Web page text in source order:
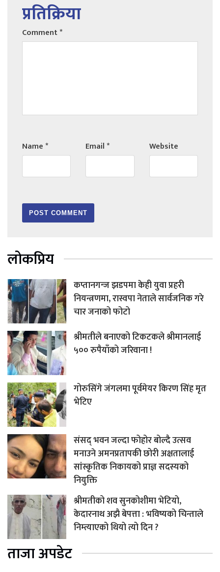
प्रतिक्रिया
Comment*
Name* Email* Website
लोकप्रिय
कप्तानगन्ज झडपमा केही युवा प्रहरी
नियन्त्रणमा, रास्वपा नेताले सार्वजनिक गरे
चार जनाको फोटो
श्रीमतीले बनाएको टिकटकले श्रीमानलाई
५०० रुपैयाँको जरिवाना !
गोरुसिंगे जंगलमा पूर्वमेयर किरण सिंह मृत
भेटिए
संसद् भवन जल्दा फोहोर बोल्दै उत्सव
मनाउने अमनप्रतापकी छोरी अक्षतालाई
सांस्कृतिक निकायको प्राज्ञ सदस्यको
नियुक्ति
श्रीमतीको शव सुनकोशीमा भेटियो,
केदारनाथ अझै बेपत्ता : भविष्यको चिन्ताले
निम्त्याएको थियो त्यो दिन ?
ताजा अपडेट